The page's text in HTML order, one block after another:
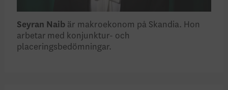
Seyran Naib är makroekonom på Skandia. Hon
arbetar med konjunktur- och
placeringsbedömningar.